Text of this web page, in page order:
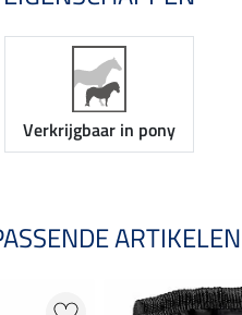
Verkrijgbaar in pony
ARTIKELEN